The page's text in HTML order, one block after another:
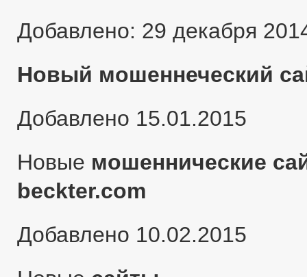
Добавлено: 29 декабря
Новый мошеннеческий
Добавлено 15.01.2015
Новые мошеннические
beckter.com
Добавлено 10.02.2015